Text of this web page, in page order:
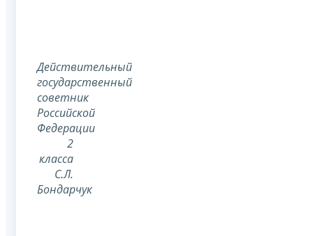
Действительный
государственный
советник
Российской
Федерации
2
класса
С.Л.
Бондарчук